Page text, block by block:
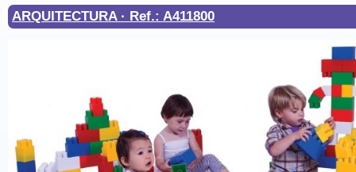
ARQUITECTURA · Ref.: A411800